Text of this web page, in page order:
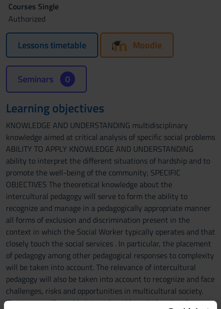
Courses Single
Authorized
Lessons timetable Moodle
Seminars 0
Learning objectives
KNOWLEDGE AND UNDERSTANDING multidisciplinary
knowledge aimed at critical analysis of specific social problems
ABILITY TO APPLY KNOWLEDGE AND UNDERSTANDING
ability to interpret the different situations of hardship and to
promote the well-being of the community; SPECIFIC
OBJECTIVES The theoretical knowledge about the
intercultural pedagogy will serve to form the ability to
recognize and manage in a pedagogically appropriate manner
all forms of exclusion and discrimination present in the
context in which the Social Worker typically operates and that
closely touch the social services . In particular, the placement
of pedagogy among other pedagogical responses to complexity
will be taken into account. The relevance of intercultural
pedagogy will also be taken into account to recognize and face
challenges, risks and opportunities in multicultural society.
The course will provide intercultural knowledge aimed at